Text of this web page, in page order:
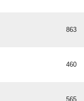
863
460
565